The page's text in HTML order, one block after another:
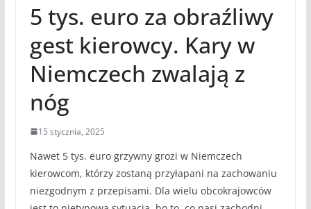
5 tys. euro za obraźliwy
gest kierowcy. Kary w
Niemczech zwalają z
nóg
15 stycznia, 2025
Nawet 5 tys. euro grzywny grozi w Niemczech
kierowcom, którzy zostaną przyłapani na zachowaniu
niezgodnym z przepisami. Dla wielu obcokrajowców